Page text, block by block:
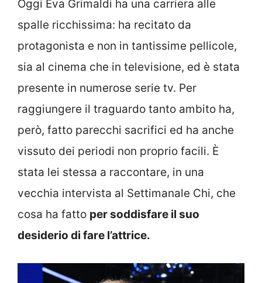
Oggi Eva Grimaldi ha una carriera alle
spalle ricchissima: ha recitato da
protagonista e non in tantissime pellicole,
sia al cinema che in televisione, ed è stata
presente in numerose serie tv. Per
raggiungere il traguardo tanto ambito ha,
però, fatto parecchi sacrifici ed ha anche
vissuto dei periodi non proprio facili. È
stata lei stessa a raccontare, in una
vecchia intervista al Settimanale Chi, che
cosa ha fatto per soddisfare il suo
desiderio di fare l’attrice.